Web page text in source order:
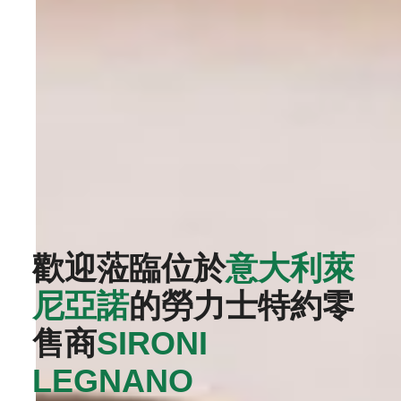
歡迎蒞臨位於意大利萊
尼亞諾的勞力士特約零
售商‭SIRONI
LEGNANO‬